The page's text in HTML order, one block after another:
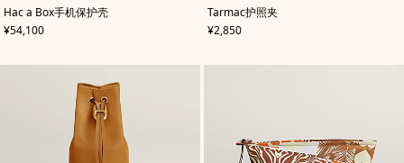
Hac a Box手机保护壳
,颜
色:
绿
,
价格
¥54,100
Tarmac护照夹
,颜
色:
绿
,
价格
¥2,850